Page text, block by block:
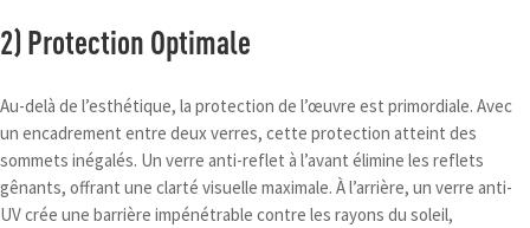
2) Protection Optimale
Au-delà de l’esthétique, la protection de l’œuvre est primordiale. Avec
un encadrement entre deux verres, cette protection atteint des
sommets inégalés. Un verre anti-reflet à l’avant élimine les reflets
gênants, offrant une clarté visuelle maximale. À l’arrière, un verre anti-
UV crée une barrière impénétrable contre les rayons du soleil,